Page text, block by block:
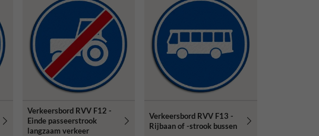
Verkeersbord RVV F12 -
Einde passeerstrook
langzaam verkeer
Verkeersbord RVV F13 -
Rijbaan of -strook bussen